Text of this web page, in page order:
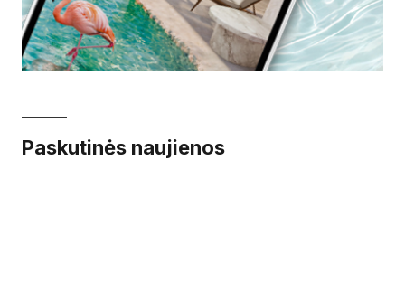
Paskutinės naujienos